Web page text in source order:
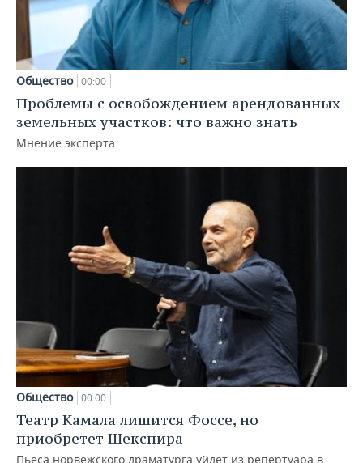
Общество 00:00
Проблемы с освобождением арендованных
земельных участков: что важно знать
Мнение эксперта
Общество 00:00
Театр Камала лишится Фоссе, но
приобретет Шекспира
Пьеса норвежского драматурга уйдет из репертуара в